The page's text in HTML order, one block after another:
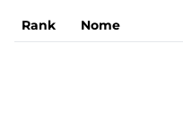
Rank Nome